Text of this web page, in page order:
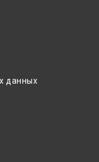
данных